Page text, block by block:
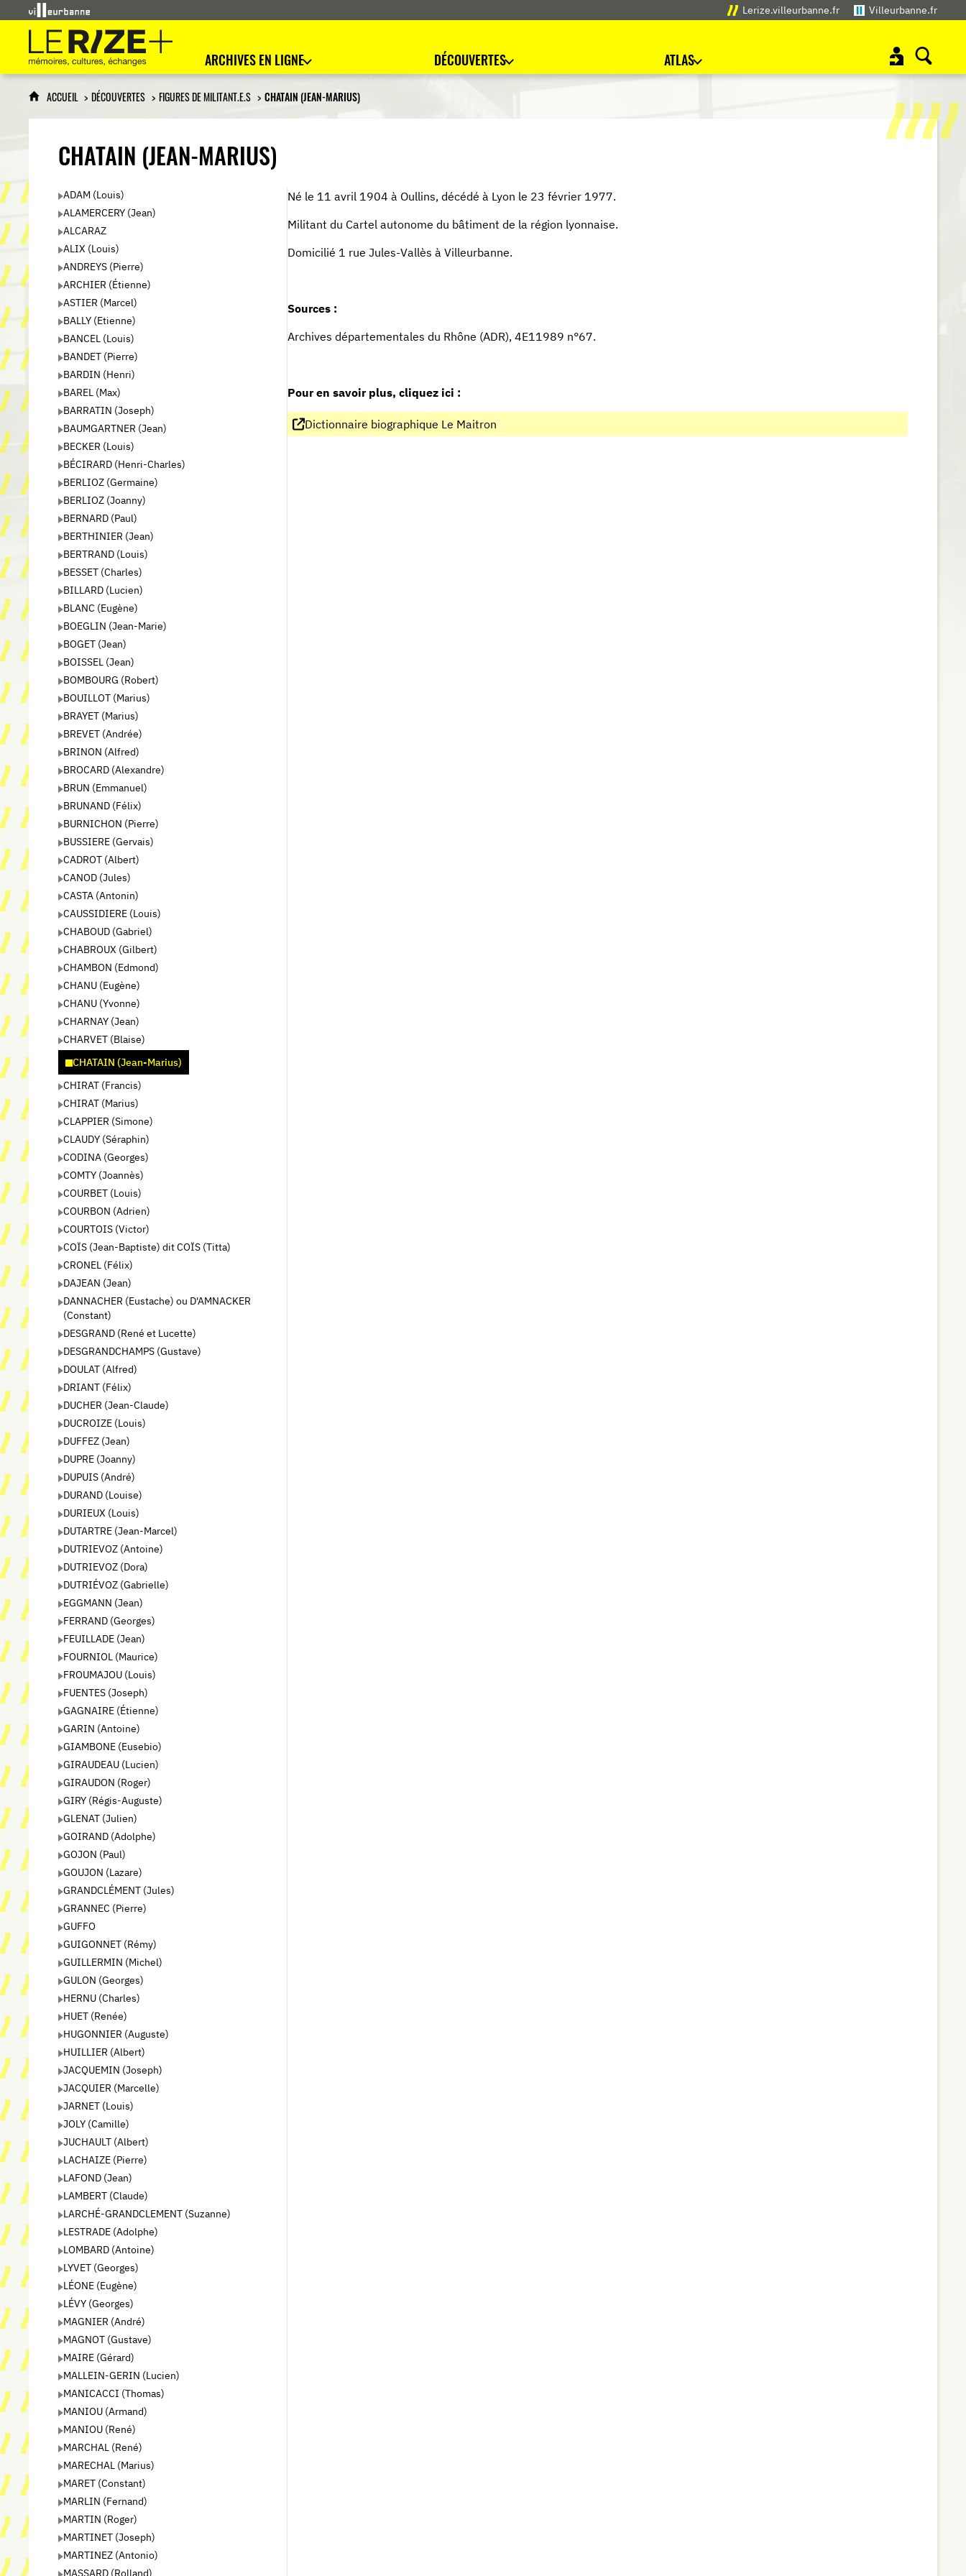
Lerize.villeurbanne.fr Villeurbanne.fr
Le Rize+
mémoires, cultures, échanges
ARCHIVES EN LIGNE DÉCOUVERTES ATLAS
ACCUEIL DÉCOUVERTES FIGURES DE MILITANT.E.S CHATAIN (JEAN-MARIUS)
CHATAIN (JEAN-MARIUS)
Né le 11 avril 1904 à Oullins, décédé à Lyon le 23 février 1977.
Militant du Cartel autonome du bâtiment de la région lyonnaise.
Domicilié 1 rue Jules-Vallès à Villeurbanne.
Sources :
Archives départementales du Rhône (ADR), 4E11989 n°67.
Pour en savoir plus, cliquez ici :
Dictionnaire biographique Le Maitron
ADAM (Louis)
ALAMERCERY (Jean)
ALCARAZ
ALIX (Louis)
ANDREYS (Pierre)
ARCHIER (Étienne)
ASTIER (Marcel)
BALLY (Etienne)
BANCEL (Louis)
BANDET (Pierre)
BARDIN (Henri)
BAREL (Max)
BARRATIN (Joseph)
BAUMGARTNER (Jean)
BECKER (Louis)
BÉCIRARD (Henri-Charles)
BERLIOZ (Germaine)
BERLIOZ (Joanny)
BERNARD (Paul)
BERTHINIER (Jean)
BERTRAND (Louis)
BESSET (Charles)
BILLARD (Lucien)
BLANC (Eugène)
BOEGLIN (Jean-Marie)
BOGET (Jean)
BOISSEL (Jean)
BOMBOURG (Robert)
BOUILLOT (Marius)
BRAYET (Marius)
BREVET (Andrée)
BRINON (Alfred)
BROCARD (Alexandre)
BRUN (Emmanuel)
BRUNAND (Félix)
BURNICHON (Pierre)
BUSSIERE (Gervais)
CADROT (Albert)
CANOD (Jules)
CASTA (Antonin)
CAUSSIDIERE (Louis)
CHABOUD (Gabriel)
CHABROUX (Gilbert)
CHAMBON (Edmond)
CHANU (Eugène)
CHANU (Yvonne)
CHARNAY (Jean)
CHARVET (Blaise)
CHATAIN (Jean-Marius)
CHIRAT (Francis)
CHIRAT (Marius)
CLAPPIER (Simone)
CLAUDY (Séraphin)
CODINA (Georges)
COMTY (Joannès)
COURBET (Louis)
COURBON (Adrien)
COURTOIS (Victor)
COÏS (Jean-Baptiste) dit COÏS (Titta)
CRONEL (Félix)
DAJEAN (Jean)
DANNACHER (Eustache) ou D'AMNACKER
(Constant)
DESGRAND (René et Lucette)
DESGRANDCHAMPS (Gustave)
DOULAT (Alfred)
DRIANT (Félix)
DUCHER (Jean-Claude)
DUCROIZE (Louis)
DUFFEZ (Jean)
DUPRE (Joanny)
DUPUIS (André)
DURAND (Louise)
DURIEUX (Louis)
DUTARTRE (Jean-Marcel)
DUTRIEVOZ (Antoine)
DUTRIEVOZ (Dora)
DUTRIÉVOZ (Gabrielle)
EGGMANN (Jean)
FERRAND (Georges)
FEUILLADE (Jean)
FOURNIOL (Maurice)
FROUMAJOU (Louis)
FUENTES (Joseph)
GAGNAIRE (Étienne)
GARIN (Antoine)
GIAMBONE (Eusebio)
GIRAUDEAU (Lucien)
GIRAUDON (Roger)
GIRY (Régis-Auguste)
GLENAT (Julien)
GOIRAND (Adolphe)
GOJON (Paul)
GOUJON (Lazare)
GRANDCLÉMENT (Jules)
GRANNEC (Pierre)
GUFFO
GUIGONNET (Rémy)
GUILLERMIN (Michel)
GULON (Georges)
HERNU (Charles)
HUET (Renée)
HUGONNIER (Auguste)
HUILLIER (Albert)
JACQUEMIN (Joseph)
JACQUIER (Marcelle)
JARNET (Louis)
JOLY (Camille)
JUCHAULT (Albert)
LACHAIZE (Pierre)
LAFOND (Jean)
LAMBERT (Claude)
LARCHÉ-GRANDCLEMENT (Suzanne)
LESTRADE (Adolphe)
LOMBARD (Antoine)
LYVET (Georges)
LÉONE (Eugène)
LÉVY (Georges)
MAGNIER (André)
MAGNOT (Gustave)
MAIRE (Gérard)
MALLEIN-GERIN (Lucien)
MANICACCI (Thomas)
MANIOU (Armand)
MANIOU (René)
MARCHAL (René)
MARECHAL (Marius)
MARET (Constant)
MARLIN (Fernand)
MARTIN (Roger)
MARTINET (Joseph)
MARTINEZ (Antonio)
MASSARD (Rolland)